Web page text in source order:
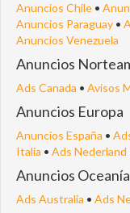
Anuncios Chile •
Anuncios Paraguay •
Anuncios Venezuela
Anuncios
Ads Canada • Avisos
Anuncios Europa
Anuncios España •
Italia • Ads Nederland
Anuncios Oceanía
Ads Australia • Ads